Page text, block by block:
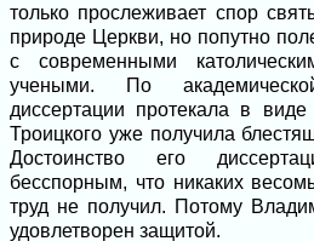
только прослеживает спор
природе Церкви, но попутно
с современными
учеными. По
диссертации протекала в
Троицкого уже получила
Достоинство его
бесспорным, что никаких
труд не получил. Потому
удовлетворен защитой.